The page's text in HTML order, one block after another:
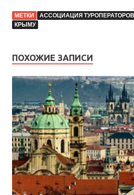
МЕТКИ
АССОЦИАЦИЯ
КРЫМУ
ПОХОЖИЕ ЗАПИСИ